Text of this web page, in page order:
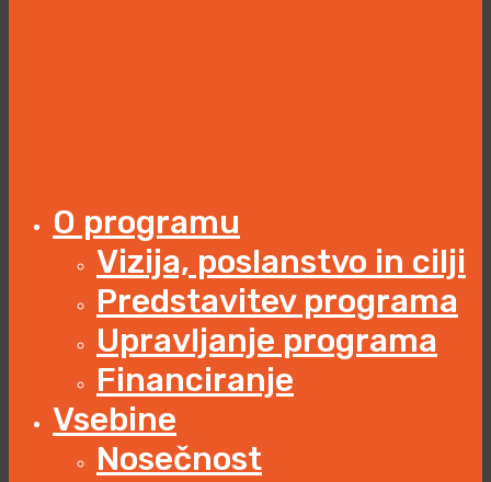
O programu
Vizija, poslanstvo in cilji
Predstavitev programa
Upravljanje programa
Financiranje
Vsebine
Nosečnost